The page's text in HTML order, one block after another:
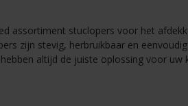
assortiment stuclopers voor het
zijn stevig, herbruikbaar en
altijd de juiste oplossing voor uw